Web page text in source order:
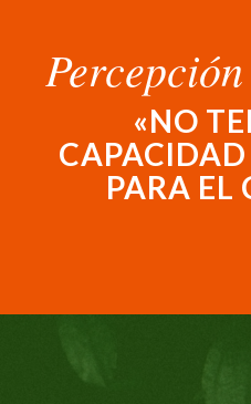
«NO
PARA EL